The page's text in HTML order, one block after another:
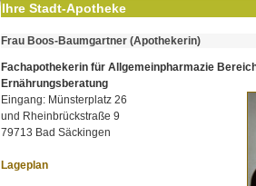
Ihre Stadt-Apotheke
Frau Boos-Baumgartner (Apothekerin)
Fachapothekerin für Allgemeinpharmazie
Ernährungsberatung
Eingang: Münsterplatz 26
und Rheinbrückstraße 9
79713 Bad Säckingen
Lageplan